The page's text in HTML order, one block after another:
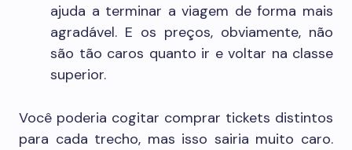
ajuda a terminar a viagem de forma mais
agradável. E os preços, obviamente, não
são tão caros quanto ir e voltar na classe
superior.
Você poderia cogitar comprar tickets distintos
para cada trecho, mas isso sairia muito caro.